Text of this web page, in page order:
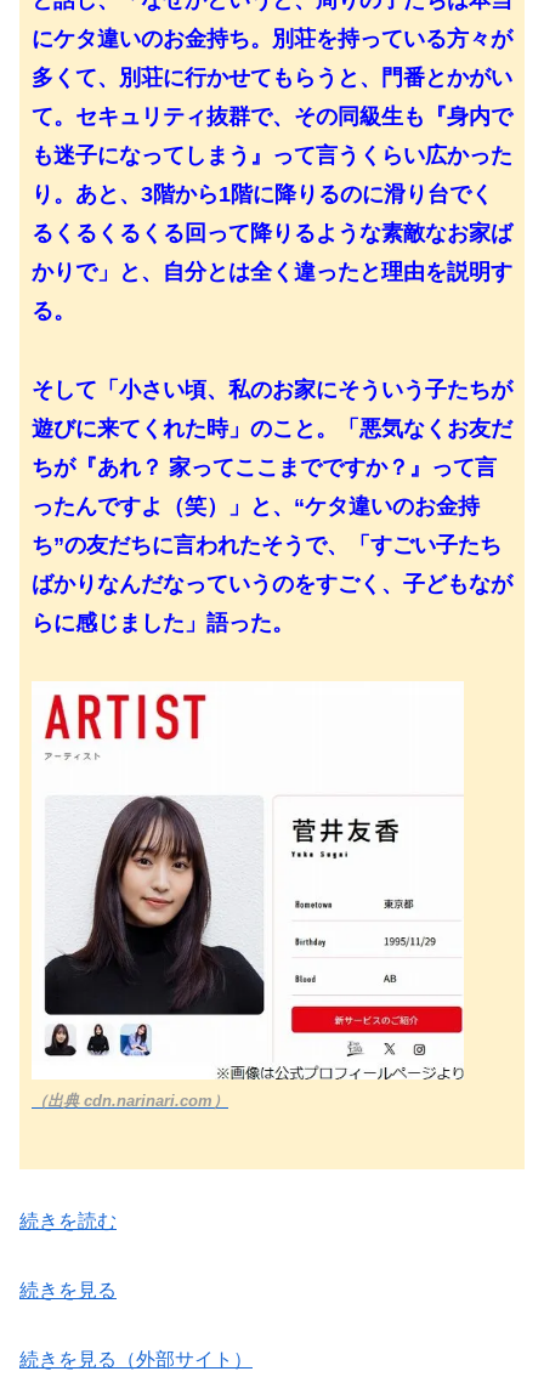
にケタ違いのお金持ち。別荘を持っている方々が
多くて、別荘に行かせてもらうと、門番とかがい
て。セキュリティ抜群で、その同級生も『身内で
も迷子になってしまう』って言うくらい広かった
り。あと、3階から1階に降りるのに滑り台でく
るくるくるくる回って降りるような素敵なお家ば
かりで」と、自分とは全く違ったと理由を説明す
る。
そして「小さい頃、私のお家にそういう子たちが
遊びに来てくれた時」のこと。「悪気なくお友だ
ちが『あれ？ 家ってここまでですか？』って言
ったんですよ（笑）」と、“ケタ違いのお金持
ち”の友だちに言われたそうで、「すごい子たち
ばかりなんだなっていうのをすごく、子どもなが
らに感じました」語った。
（出典 cdn.narinari.com）
続きを読む
続きを見る
続きを見る（外部サイト）